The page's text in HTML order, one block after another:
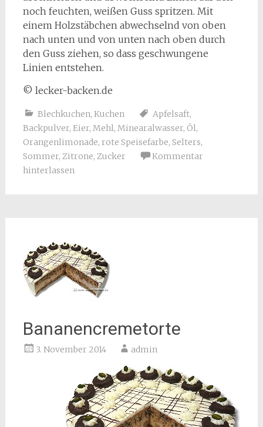
noch feuchten, weißen Guss spritzen. Mit
einem Holzstäbchen abwechselnd von oben
nach unten und von unten nach oben durch
den Guss ziehen, so dass geschwungene
Linien entstehen.
© lecker-backen.de
Blechkuchen, Kuchen Apfelsaft,
Backpulver, Eier, Mehl, Minearalwasser, Öl,
Orangenlimonade, rote Speisefarbe, Selters,
Sommer, Zitrone, Zucker
Kommentar
hinterlassen
Bananencremetorte
3. November 2014 admin